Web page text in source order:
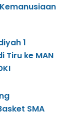
1
Tiru ke MAN
SMA